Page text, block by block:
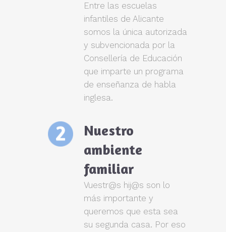
Entre las escuelas
infantiles de Alicante
somos la única autorizada
y subvencionada por la
Consellería de Educación
que imparte un programa
de enseñanza de habla
inglesa.
Nuestro
ambiente
familiar
Vuestr@s hij@s son lo
más importante y
queremos que esta sea
su segunda casa. Por eso